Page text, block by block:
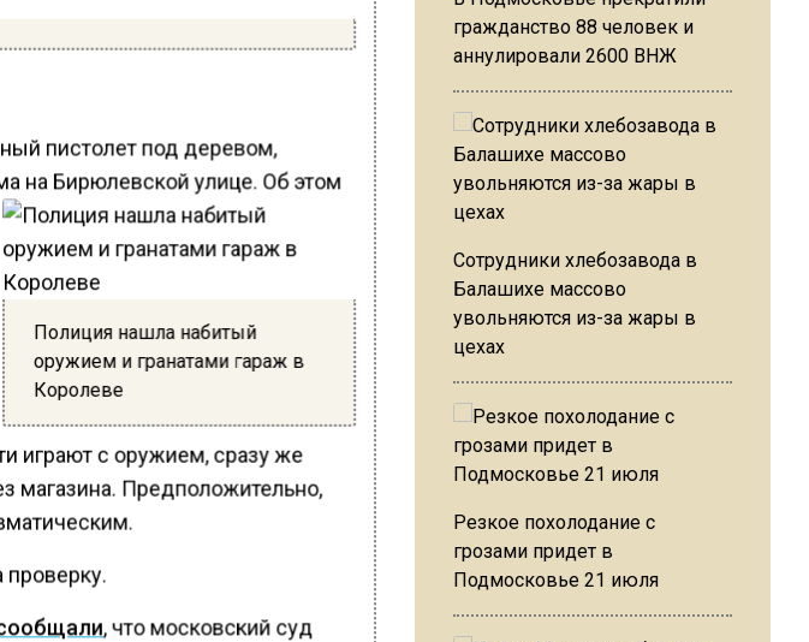
пистолет под деревом,
на Бирюлевской улице. Об этом
Полиция нашла набитый
оружием и гранатами гараж в
Королеве
играют с оружием, сразу же
магазина. Предположительно,
проверку.
, что московский суд
гражданство 88 человек и
аннулировали 2600 ВНЖ
Сотрудники хлебозавода в
Балашихе массово
увольняются из-за жары в
цехах
Резкое похолодание с
грозами придет в
Подмосковье 21 июля